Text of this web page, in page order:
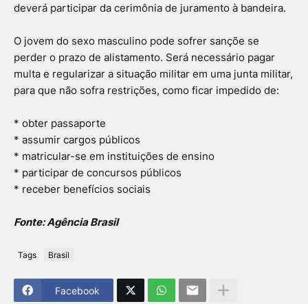
deverá participar da cerimônia de juramento à bandeira.
O jovem do sexo masculino pode sofrer sançõe se
perder o prazo de alistamento. Será necessário pagar
multa e regularizar a situação militar em uma junta militar,
para que não sofra restrições, como ficar impedido de:
* obter passaporte
* assumir cargos públicos
* matricular-se em instituições de ensino
* participar de concursos públicos
* receber benefícios sociais
Fonte: Agência Brasil
Tags Brasil
Facebook